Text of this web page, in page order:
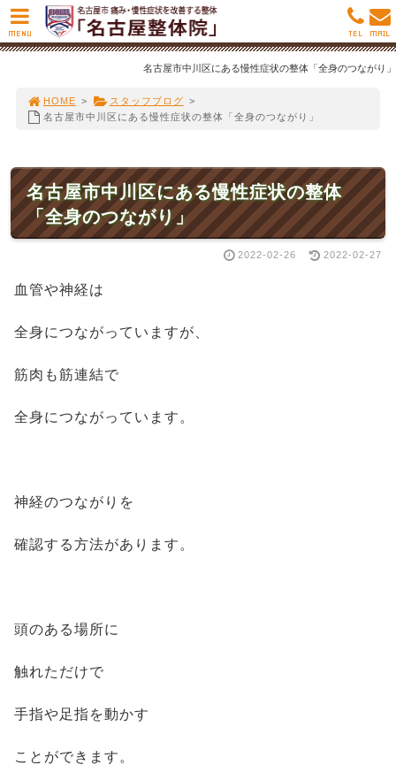
名古屋市中川区にある慢性症状の整体「全身のつながり」
HOME > スタッフブログ >
名古屋市中川区にある慢性症状の整体「全身のつながり」
名古屋市中川区にある慢性症状の整体
「全身のつながり」
2022-02-26 2022-02-27
血管や神経は
全身につながっていますが、
筋肉も筋連結で
全身につながっています。
神経のつながりを
確認する方法があります。
頭のある場所に
触れただけで
手指や足指を動かす
ことができます。
MENU MAIL
TEL